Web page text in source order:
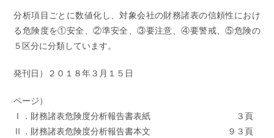
分析項目ごとに数値化し、対象会社の財務諸表の信頼性におけ
る危険度を①安全、②準安全、③要注意、④要警戒、⑤危険の
５区分に分類しています。
発刊日）２０１８年３月１５日
ページ）
Ⅰ．財務諸表危険度分析報告書表紙 ３頁
Ⅱ．財務諸表危険度分析報告書本文 ９３頁